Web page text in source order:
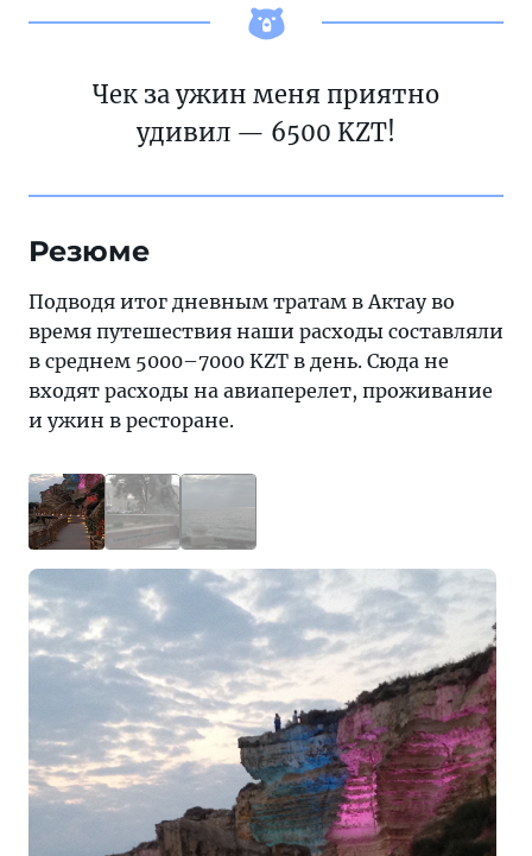
Чек за ужин меня приятно
удивил — 6500 KZT!
Резюме
Подводя итог дневным тратам в Актау во
время путешествия наши расходы составляли
в среднем 5000–7000 KZT в день. Сюда не
входят расходы на авиаперелет, проживание
и ужин в ресторане.